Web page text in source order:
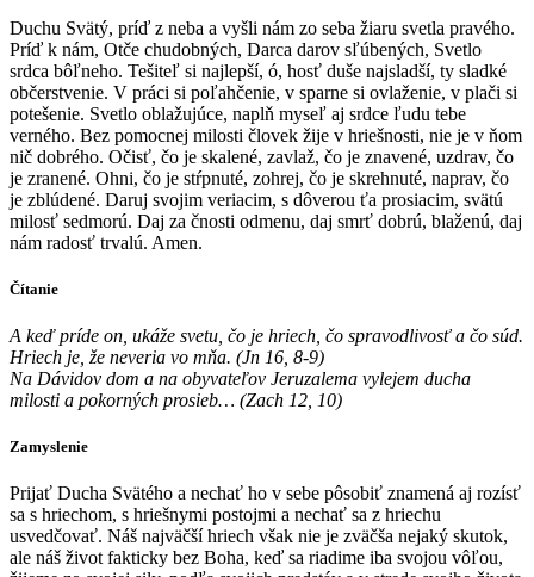
Duchu Svätý, príď z neba a vyšli nám zo seba žiaru svetla pravého.
Príď k nám, Otče chudobných, Darca darov sľúbených, Svetlo
srdca bôľneho. Tešiteľ si najlepší, ó, hosť duše najsladší, ty sladké
občerstvenie. V práci si poľahčenie, v sparne si ovlaženie, v plači si
potešenie. Svetlo oblažujúce, naplň myseľ aj srdce ľudu tebe
verného. Bez pomocnej milosti človek žije v hriešnosti, nie je v ňom
nič dobrého. Očisť, čo je skalené, zavlaž, čo je znavené, uzdrav, čo
je zranené. Ohni, čo je stŕpnuté, zohrej, čo je skrehnuté, naprav, čo
je zblúdené. Daruj svojim veriacim, s dôverou ťa prosiacim, svätú
milosť sedmorú. Daj za čnosti odmenu, daj smrť dobrú, blaženú, daj
nám radosť trvalú. Amen.
Čítanie
A keď príde on, ukáže svetu, čo je hriech, čo spravodlivosť a čo súd.
Hriech je, že neveria vo mňa. (Jn 16, 8-9)
Na Dávidov dom a na obyvateľov Jeruzalema vylejem ducha
milosti a pokorných prosieb… (Zach 12, 10)
Zamyslenie
Prijať Ducha Svätého a nechať ho v sebe pôsobiť znamená aj rozísť
sa s hriechom, s hriešnymi postojmi a nechať sa z hriechu
usvedčovať. Náš najväčší hriech však nie je zväčša nejaký skutok,
ale náš život fakticky bez Boha, keď sa riadime iba svojou vôľou,